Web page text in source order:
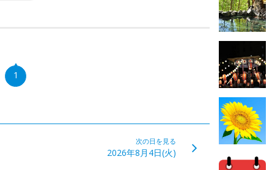
1
次の日を見る
2026年8月4日(火)